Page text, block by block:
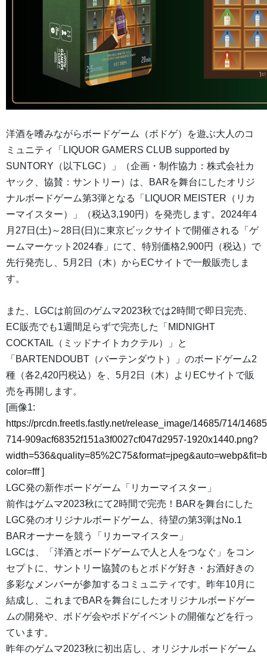
洋酒を嗜みながらボードゲーム（ボドゲ）を遊ぶ大人のコ
ミュニティ「LIQUOR GAMERS CLUB supported by
SUNTORY（以下LGC）」（企画・制作協力：株式会社カ
ヤック、協賛：サントリー）は、BARを舞台にしたオリジ
ナルボードゲーム第3弾となる「LIQUOR MEISTER（リカ
ーマイスター）」（税込3,190円）を発売します。2024年4
月27日(土)～28日(日)に東京ビックサイトで開催される「ゲ
ームマーケット2024春」にて、特別価格2,900円（税込）で
先行発売し、5月2日（木）からECサイトで一般販売しま
す。
また、LGCは前回のゲムマ2023秋では2時間で即日完売、
EC販売でも1週間足らずで完売した「MIDNIGHT
COCKTAIL（ミッドナイトカクテル）」と
「BARTENDOUBT（バーテンダウト）」のボードゲーム2
種（各2,420円税込）を、5月2日（木）よりECサイトで販
売を再開します。
[画像1:
https://prcdn.freetls.fastly.net/release_image/14685/714/
714-909acf68352f151a3f0027cf047d2957-1920x1440.png?
color=fff]
LGC発の新作ボードゲーム「リカーマイスター」
前作はゲムマ2023秋にて2時間で完売！BARを舞台にした
LGC発のオリジナルボードゲーム、待望の第3弾はNo.1
BARオーナーを競う「リカーマイスター」
LGCは、「洋酒とボードゲームで人と人をつなぐ」をコン
セプトに、サントリー協賛のもとボドゲ好き・お酒好きの
多彩なメンバーが参加するコミュニティです。昨年10月に
結成し、これまでBARを舞台にしたオリジナルボードゲー
ムの開発や、ボドゲ会やボドゲイベントの開催などを行っ
ています。
昨年のゲムマ2023秋に初出店し、オリジナルボードゲーム